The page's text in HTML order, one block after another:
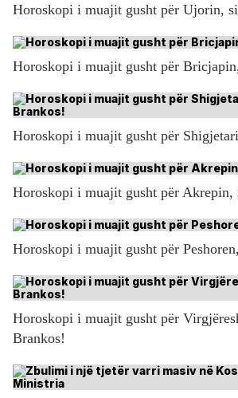
Horoskopi i muajit gusht për Ujorin,
Horoskopi i muajit gusht për
Horoskopi i muajit gusht për
Horoskopi i muajit gusht për Akrepin,
Horoskopi i muajit gusht për
Horoskopi i muajit gusht për
Brankos!